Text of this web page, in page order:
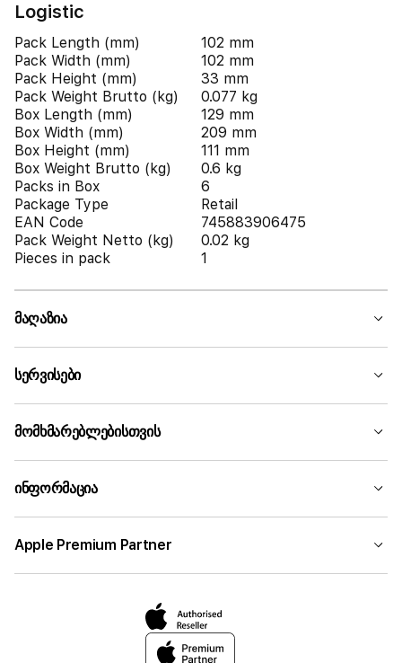
Logistic
Pack Length (mm)
102 mm
Pack Width (mm)
102 mm
Pack Height (mm)
33 mm
Pack Weight Brutto (kg)
0.077 kg
Box Length (mm)
129 mm
Box Width (mm)
209 mm
Box Height (mm)
111 mm
Box Weight Brutto (kg)
0.6 kg
Packs in Box
6
Package Type
Retail
EAN Code
745883906475
Pack Weight Netto (kg)
0.02 kg
Pieces in pack
1
მაღაზია
სერვისები
მომხმარებლებისთვის
ინფორმაცია
Apple Premium Partner